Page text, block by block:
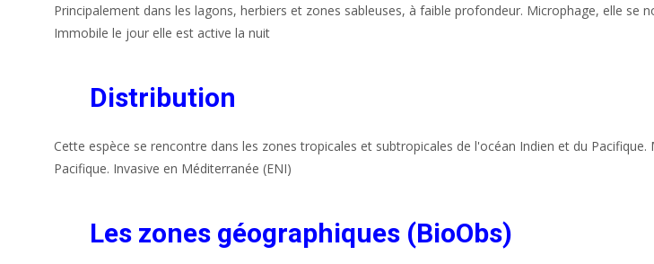
Principalement dans les lagons, herbiers et zones sableuses, à faible profondeur. Microphage, elle se
Immobile le jour elle est active la nuit
Distribution
Cette espèce se rencontre dans les zones tropicales et subtropicales de l'océan Indien et du Pacifique.
Pacifique. Invasive en Méditerranée (ENI)
Les zones géographiques (BioObs)